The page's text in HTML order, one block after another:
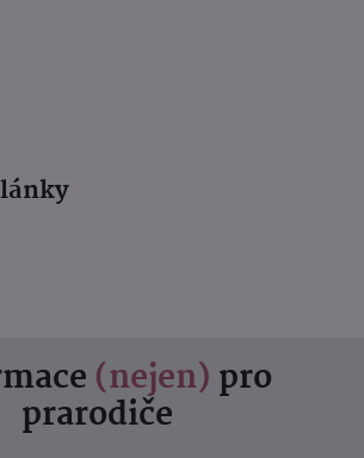
(nejen) pro
prarodiče